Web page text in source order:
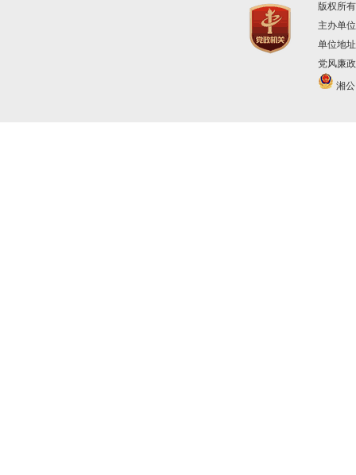
版权所
主办单
单位地
党风廉
湘